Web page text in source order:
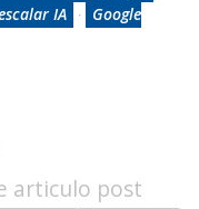
IA · Google
articulo post